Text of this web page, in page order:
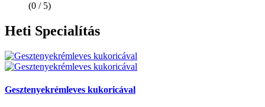
(0 / 5)
Heti Specialítás
Gesztenyekrémleves kukoricával